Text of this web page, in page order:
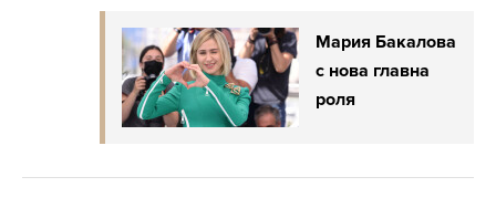
Мария Бакалова
с нова главна
роля